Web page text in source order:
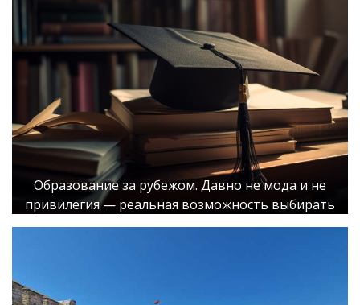
Образование за рубежом. Давно не мода и не
привилегия — реальная возможность выбирать